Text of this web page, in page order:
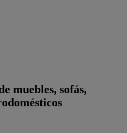
muebles, sofás,